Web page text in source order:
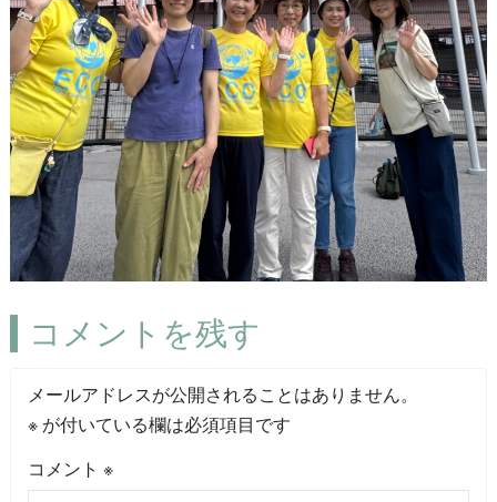
コメントを残す
メールアドレスが公開されることはありません。
※が付いている欄は必須項目です
コメント ※